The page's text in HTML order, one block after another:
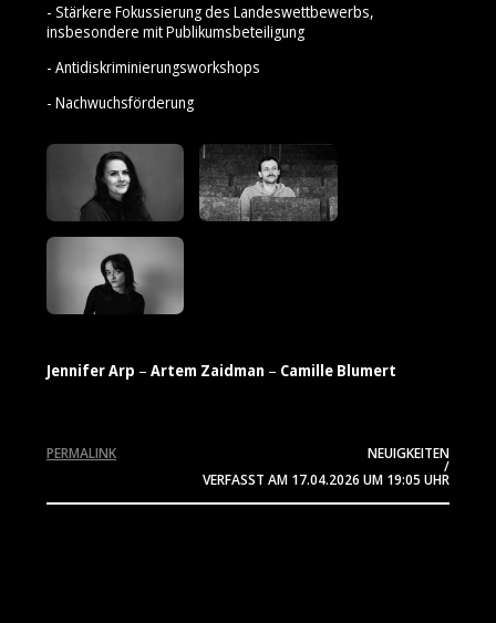
- Stärkere Fokussierung des Landeswettbewerbs,
insbesondere mit Publikumsbeteiligung
- Antidiskriminierungsworkshops
- Nachwuchsförderung
Jennifer Arp – Artem Zaidman – Camille Blumert
NEUIGKEITEN
/
VERFASST AM 17.04.2026 UM 19:05 UHR
PERMALINK